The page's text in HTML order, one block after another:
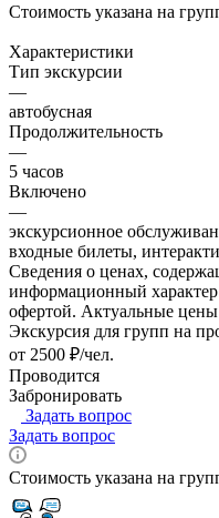
Стоимость указана на
Характеристики
Тип экскурсии
—
автобусная
Продолжительность
—
5 часов
Включено
—
экскурсионное
входные билеты,
Сведения о ценах,
информационный
офертой. Актуальные
Экскурсия для групп на
от 2500 ₽/чел.
Проводится
Забронировать
Задать вопрос
Задать вопрос
Стоимость указана на